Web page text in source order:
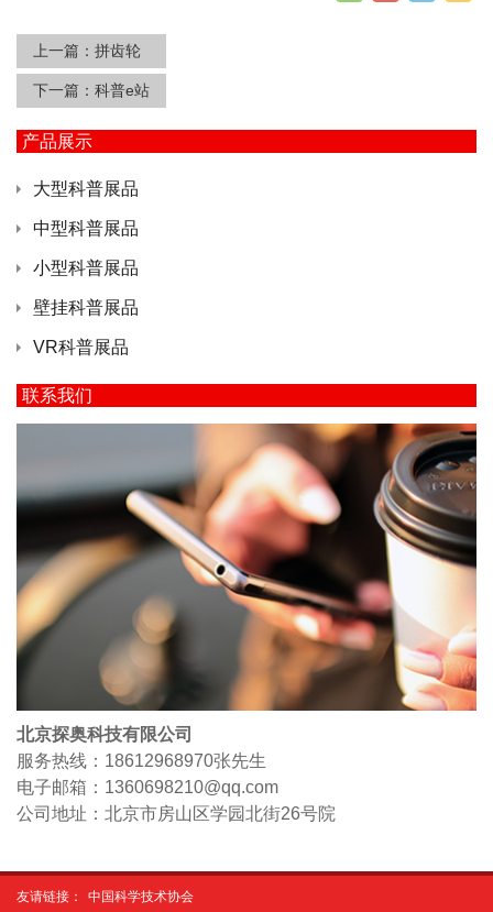
产品展示
大型科普展品
中型科普展品
小型科普展品
壁挂科普展品
VR科普展品
联系我们
北京探奥科技有限公司
服务热线：18612968970张先生
电子邮箱：1360698210@qq.com
公司地址：北京市房山区学园北街26号院
上一篇： 拼齿轮
下一篇： 科普e站
友请链接： 中国科学技术协会